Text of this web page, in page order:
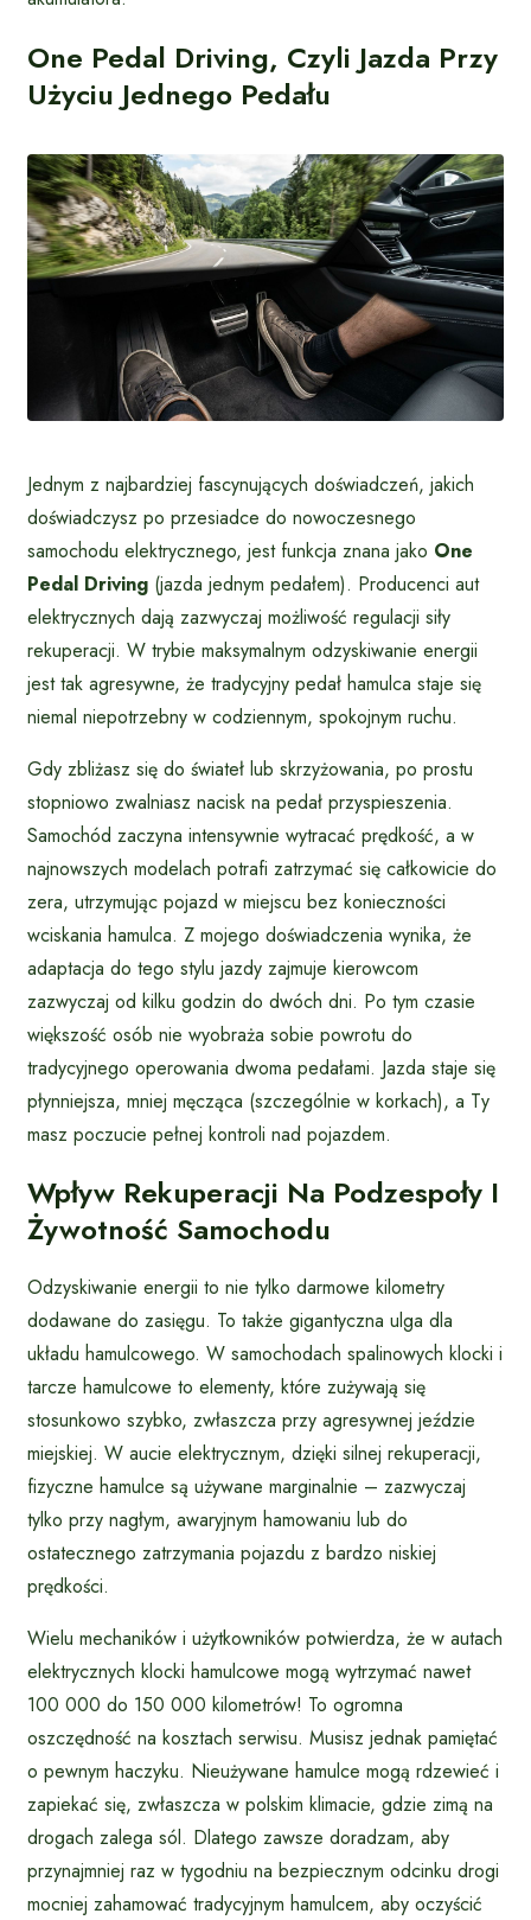
One Pedal Driving, Czyli Jazda Przy
Użyciu Jednego Pedału
Jednym z najbardziej fascynujących doświadczeń, jakich
doświadczysz po przesiadce do nowoczesnego
samochodu elektrycznego, jest funkcja znana jako One
Pedal Driving (jazda jednym pedałem). Producenci aut
elektrycznych dają zazwyczaj możliwość regulacji siły
rekuperacji. W trybie maksymalnym odzyskiwanie energii
jest tak agresywne, że tradycyjny pedał hamulca staje się
niemal niepotrzebny w codziennym, spokojnym ruchu.
Gdy zbliżasz się do świateł lub skrzyżowania, po prostu
stopniowo zwalniasz nacisk na pedał przyspieszenia.
Samochód zaczyna intensywnie wytracać prędkość, a w
najnowszych modelach potrafi zatrzymać się całkowicie do
zera, utrzymując pojazd w miejscu bez konieczności
wciskania hamulca. Z mojego doświadczenia wynika, że
adaptacja do tego stylu jazdy zajmuje kierowcom
zazwyczaj od kilku godzin do dwóch dni. Po tym czasie
większość osób nie wyobraża sobie powrotu do
tradycyjnego operowania dwoma pedałami. Jazda staje się
płynniejsza, mniej męcząca (szczególnie w korkach), a Ty
masz poczucie pełnej kontroli nad pojazdem.
Wpływ Rekuperacji Na Podzespoły I
Żywotność Samochodu
Odzyskiwanie energii to nie tylko darmowe kilometry
dodawane do zasięgu. To także gigantyczna ulga dla
układu hamulcowego. W samochodach spalinowych klocki i
tarcze hamulcowe to elementy, które zużywają się
stosunkowo szybko, zwłaszcza przy agresywnej jeździe
miejskiej. W aucie elektrycznym, dzięki silnej rekuperacji,
fizyczne hamulce są używane marginalnie – zazwyczaj
tylko przy nagłym, awaryjnym hamowaniu lub do
ostatecznego zatrzymania pojazdu z bardzo niskiej
prędkości.
Wielu mechaników i użytkowników potwierdza, że w autach
elektrycznych klocki hamulcowe mogą wytrzymać nawet
100 000 do 150 000 kilometrów! To ogromna
oszczędność na kosztach serwisu. Musisz jednak pamiętać
o pewnym haczyku. Nieużywane hamulce mogą rdzewieć i
zapiekać się, zwłaszcza w polskim klimacie, gdzie zimą na
drogach zalega sól. Dlatego zawsze doradzam, aby
przynajmniej raz w tygodniu na bezpiecznym odcinku drogi
mocniej zahamować tradycyjnym hamulcem, aby oczyścić